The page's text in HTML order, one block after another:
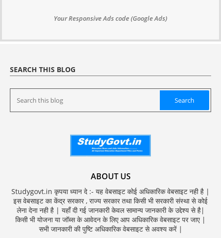
Your Responsive Ads code (Google Ads)
SEARCH THIS BLOG
ABOUT US
Studygovt.in कृपया ध्यान दे :- यह वेबसाइट कोई अधिकारिक वेबसाइट नही है |
इस वेबसाइट का केंद्र सरकार , राज्य सरकार तथा किसी भी सरकारी संस्था से कोई
लेना देना नही है | यहाँ दी गई जानकारी केवल सामान्य जानकारी के उद्देश्य से है|
किसी भी योजना या जॉब्स के आवेदन के लिए आप अधिकारिक वेबसाइट पर जाए |
सभी जानकारी की पुष्टि अधिकारिक वेबसाइट से अवश्य करें |